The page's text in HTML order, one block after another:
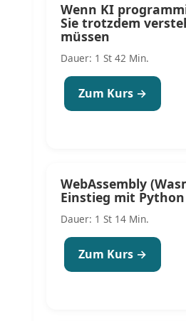
Wenn KI
Sie trotzdem
müssen
Dauer: 1 St 42 Min.
Zum Kurs →
WebAssembly
Einstieg mit Python
Dauer: 1 St 14 Min.
Zum Kurs →